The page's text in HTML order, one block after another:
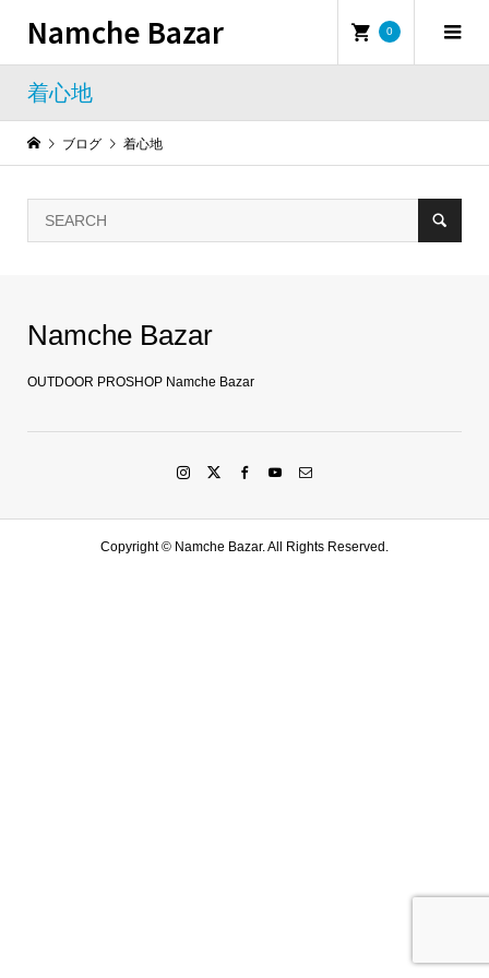
Namche Bazar 0
着心地
ブログ 着心地
Namche Bazar
OUTDOOR PROSHOP Namche Bazar
Copyright © Namche Bazar. All Rights Reserved.
LINE友達登録